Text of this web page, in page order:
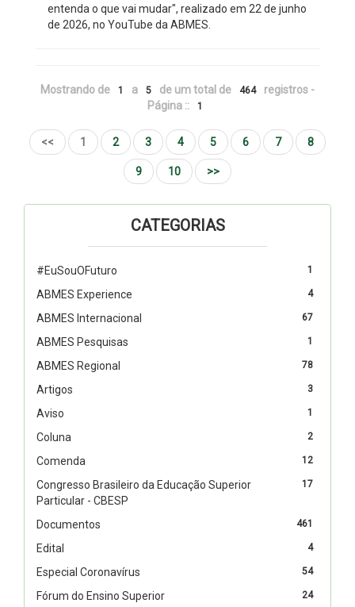
entenda o que vai mudar", realizado em 22 de junho
de 2026, no YouTube da ABMES.
Mostrando de 1 a 5 de um total de 464
registros -
Página ::
1
<< 1 2 3 4 5 6 7 8
9 10 >>
CATEGORIAS
1
#EuSouOFuturo
4
ABMES Experience
67
ABMES Internacional
1
ABMES Pesquisas
78
ABMES Regional
3
Artigos
1
Aviso
2
Coluna
12
Comenda
17
Congresso Brasileiro da Educação Superior
Particular - CBESP
461
Documentos
4
Edital
54
Especial Coronavírus
24
Fórum do Ensino Superior